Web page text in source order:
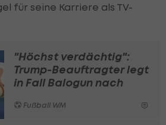
für seine Karriere als TV-
"Höchst verdächtig":
Trump-Beauftragter legt
in Fall Balogun nach
Fußball WM